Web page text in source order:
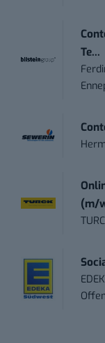
Te...
(m/